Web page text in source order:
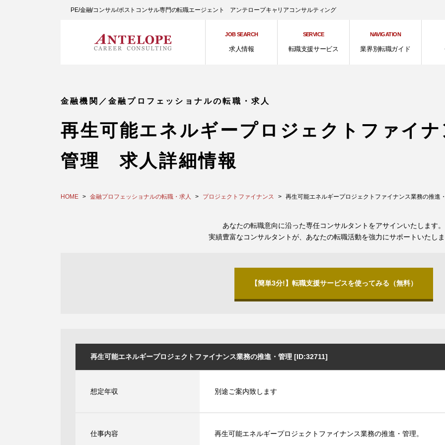
PE/金融/コンサル/ポストコンサル専門の転職エージェント アンテロープキャリアコンサルティング
JOB SEARCH
求人情報
SERVICE
転職支援サービス
NAVIGATION
業界別転職ガイド
金融機関／金融プロフェッショナルの転職・求人
再生可能エネルギープロジェクトファイ
管理 求人詳細情報
HOME 金融プロフェッショナルの転職・求人 プロジェクトファイナンス 再生可能エネルギープロジェクトファイナンス業務の推進
あなたの転職意向に沿った専任コンサルタントをアサインいたします。
実績豊富なコンサルタントが、あなたの転職活動を強力にサポートいたし
【簡単3分!】転職支援サービスを使ってみる（無料）
再生可能エネルギープロジェクトファイナンス業務の推進・管理 [ID:32711]
想定年収 別途ご案内致します
仕事内容 再生可能エネルギープロジェクトファイナンス業務の推進・管理。